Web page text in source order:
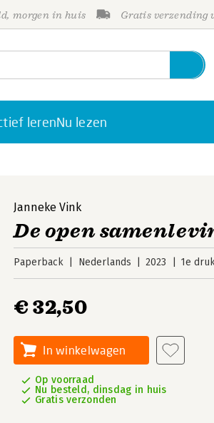
morgen in huis Gratis verzending
lerenNu lezen
Janneke Vink
De open
Paperback Nederlands 2023 1e
€ 32,50
In winkelwagen
Op voorraad
Nu besteld, dinsdag in huis
Gratis verzonden